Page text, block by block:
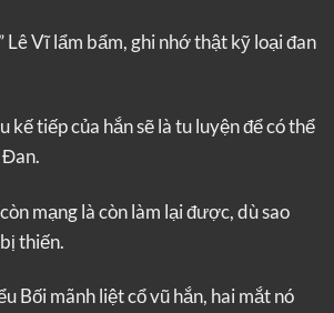
Lê Vĩ lẩm bẩm, ghi nhớ thật kỹ loại đan
tiếp của hắn sẽ là tu luyện để có thể
mạng là còn làm lại được, dù sao
thiến.
Bối mãnh liệt cổ vũ hắn, hai mắt nó